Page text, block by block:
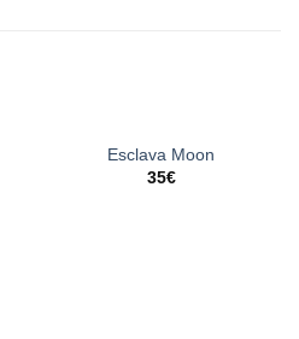
Esclava Moon
35€